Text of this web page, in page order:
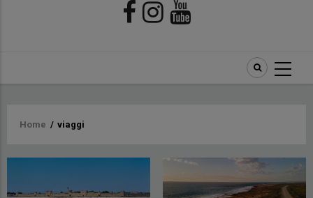
Briciole
Home / viaggi